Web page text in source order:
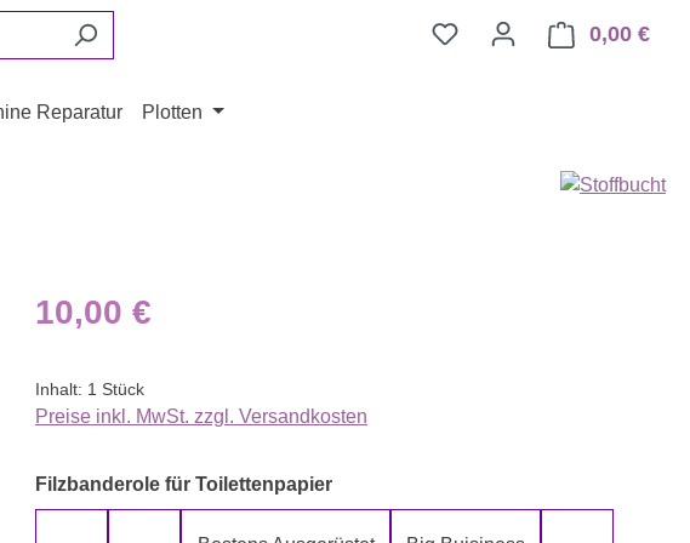
0,00 €
Reparatur Plotten
Regulärer Preis:
10,00 €
Inhalt: 1 Stück
Preise inkl. MwSt. zzgl. Versandkosten
Filzbanderole für Toilettenpapierauswählen